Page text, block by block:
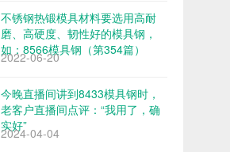
不锈钢热锻模具材料要选用高耐
磨、高硬度、韧性好的模具钢，
如：8566模具钢（第354篇）
2022-06-20
今晚直播间讲到8433模具钢时，
老客户直播间点评：“我用了，确
实好”
2024-04-04